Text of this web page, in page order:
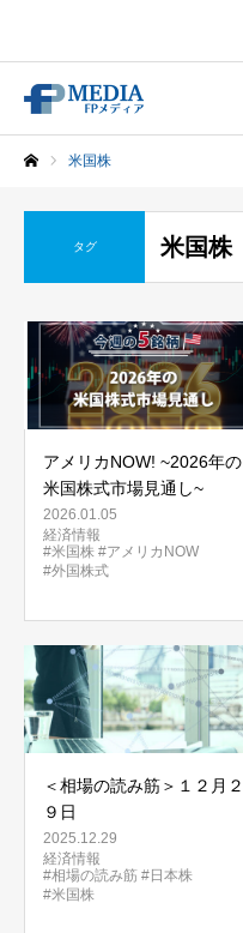
米国株
タグ 米国株
アメリカNOW! ~2026年の
米国株式市場見通し~
2026.01.05
経済情報
#米国株 #アメリカNOW
#外国株式
＜相場の読み筋＞１２月２
９日
2025.12.29
経済情報
#相場の読み筋 #日本株
#米国株